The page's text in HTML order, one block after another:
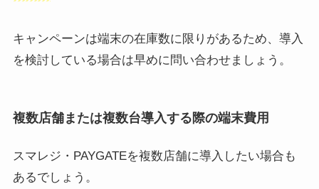
キャンペーンは端末の在庫数に限りがあるため、導入
を検討している場合は早めに問い合わせましょう。
複数店舗または複数台導入する際の端末費用
スマレジ・PAYGATEを複数店舗に導入したい場合も
あるでしょう。